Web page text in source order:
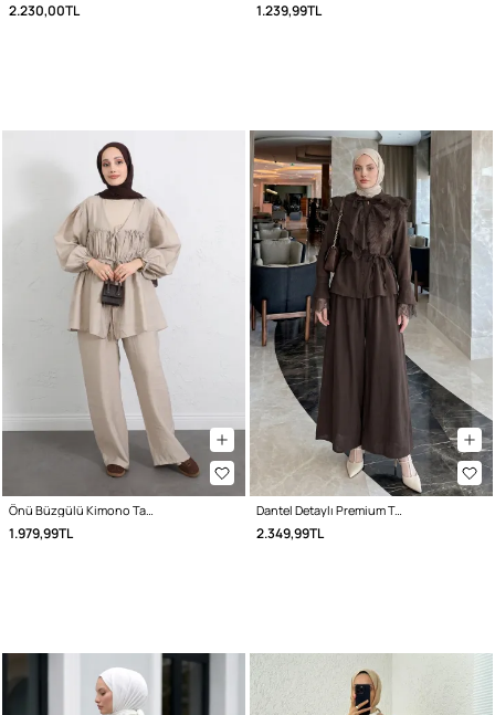
2.230,00TL 1.239,99TL
Önü Büzgülü Kimono Takım Y0102 - BEJ
1.979,99TL
Dantel Detaylı Premium Takım 5325 - ACI KAHVE
2.349,99TL